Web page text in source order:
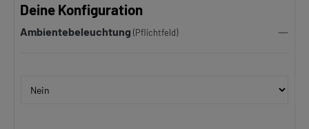
Deine Konfiguration
Ambientebeleuchtung (Pflichtfeld)